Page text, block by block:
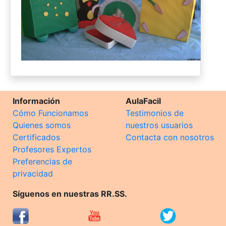
Información
Cómo Funcionamos
Quienes somos
Certificados
Profesores Expertos
Preferencias de
privacidad
AulaFacil
Testimonios de
nuestros usuarios
Contacta con nosotros
Síguenos en nuestras RR.SS.